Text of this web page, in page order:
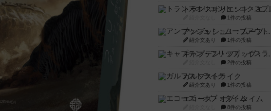
トランスオリエント・エクスプレス
1件の投稿
アンブッシュ！：ムーブアウト！
紹介文あり 1件の投稿
キャプテン・フリップ：イスラ・ボンバ
2件の投稿
ガルフストライク
紹介文あり 1件の投稿
エコーズ・オブ・タイム
8件の投稿